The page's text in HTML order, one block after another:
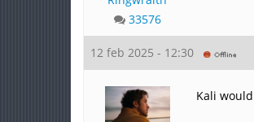
33576
12 feb 2025 - 12:30
Kali